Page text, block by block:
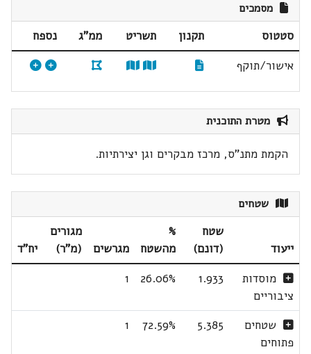
מסמכים
סטטוס תקנון תשריט ממ"ג
נספח
אישור/תוקף
מטרת התוכנית
הקמת מתנ"ס, מרכז מבקרים וגן יצירתיות.
שטחים
ייעוד
שטח
(דונם)
%
מהשטח
מגרשים
מגורים
(מ"ר)
יח"ד
מוסדות
ציבוריים
1.933
26.06%
1
שטחים
פתוחים
5.385
72.59%
1